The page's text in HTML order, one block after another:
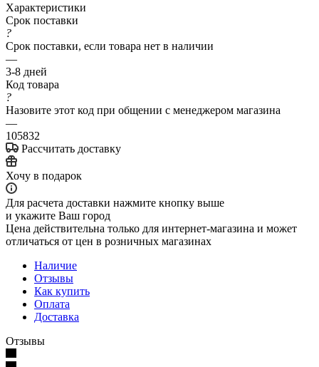
Характеристики
Срок поставки
?
Срок поставки, если товара нет в наличии
—
3-8 дней
Код товара
?
Назовите этот код при общении с менеджером магазина
—
105832
Рассчитать доставку
Хочу в подарок
Для расчета доставки нажмите кнопку выше
и укажите Ваш город
Цена действительна только для интернет-магазина и может
отличаться от цен в розничных магазинах
Наличие
Отзывы
Как купить
Оплата
Доставка
Отзывы